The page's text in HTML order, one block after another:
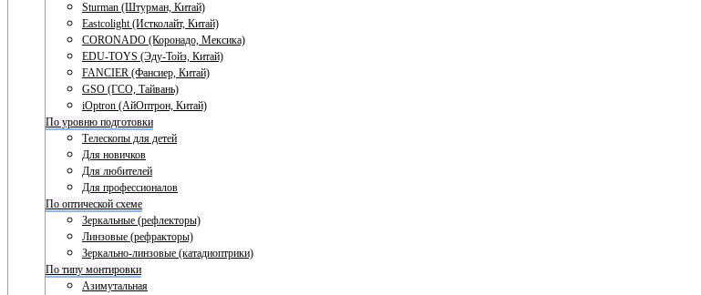
Sturman (Штурман, Китай)
Eastcolight (Истколайт, Китай)
CORONADO (Коронадо, Мексика)
EDU-TOYS (Эду-Тойз, Китай)
FANCIER (Фансиер, Китай)
GSO (ГСО, Тайвань)
iOptron (АйОптрон, Китай)
По уровню подготовки
Телескопы для детей
Для новичков
Для любителей
Для профессионалов
По оптической схеме
Зеркальные (рефлекторы)
Линзовые (рефракторы)
Зеркально-линзовые (катадиоптрики)
По типу монтировки
Азимутальная